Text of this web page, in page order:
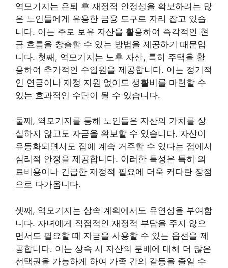
역모기지는 은퇴 후 재정적 안정성을 확보하려는 많
은 노인들에게 유용한 금융 도구로 자리 잡고 있습
니다. 이는 주로 보유 자산을 활용하여 즉각적인 현
금 흐름을 창출할 수 있는 방법을 제공하기 때문입
니다. 첫째, 역모기지는 노후 자산, 특히 주택을 활
용하여 추가적인 수입원을 제공합니다. 이는 정기적
인 연금이나 재정 지원 없이도 생활비를 마련할 수
있는 효과적인 수단이 될 수 있습니다.
둘째, 역모기지를 통해 노인들은 자산의 가치를 상
실하지 않고도 자금을 확보할 수 있습니다. 자산이
유동화되면서도 집에 계속 거주할 수 있다는 점에서
심리적 안정을 제공합니다. 이러한 특성은 특히 의
료비용이나 긴급한 재정적 필요에 더욱 커다란 장점
으로 다가옵니다.
셋째, 역모기지는 상속 계획에서도 유연성을 부여합
니다. 자녀에게 직접적인 재정적 부담을 주지 않으
면서도 필요할 때 자금을 사용할 수 있는 옵션을 제
공합니다. 이는 상속 시 자산의 분배에 대해 더 많은
선택권을 가능하게 하여 가족 간의 갈등을 줄일 수